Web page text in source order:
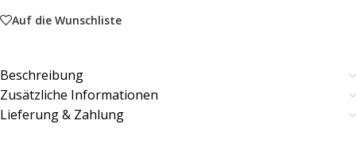
Auf die Wunschliste
Beschreibung
Zusätzliche Informationen
Lieferung & Zahlung